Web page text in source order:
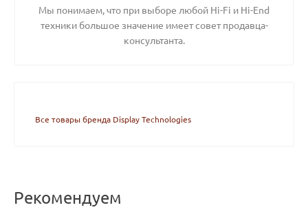
Мы понимаем, что при выборе любой Hi-Fi и Hi-End
техники большое значение имеет совет продавца-
консультанта.
Все товары бренда Display Technologies
Рекомендуем